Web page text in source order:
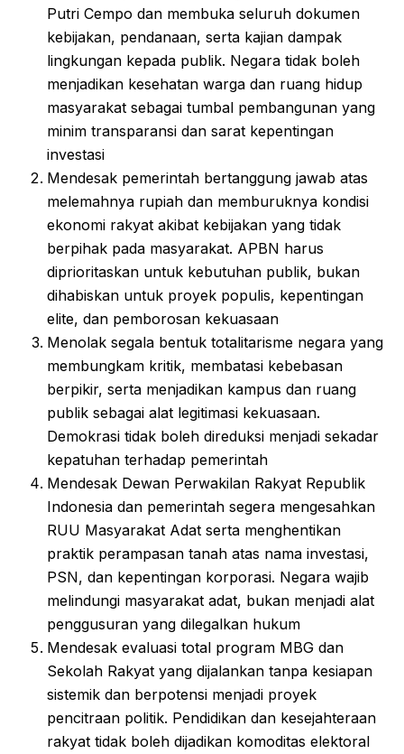
Putri Cempo dan membuka seluruh dokumen
kebijakan, pendanaan, serta kajian dampak
lingkungan kepada publik. Negara tidak boleh
menjadikan kesehatan warga dan ruang hidup
masyarakat sebagai tumbal pembangunan yang
minim transparansi dan sarat kepentingan
investasi
Mendesak pemerintah bertanggung jawab atas
melemahnya rupiah dan memburuknya kondisi
ekonomi rakyat akibat kebijakan yang tidak
berpihak pada masyarakat. APBN harus
diprioritaskan untuk kebutuhan publik, bukan
dihabiskan untuk proyek populis, kepentingan
elite, dan pemborosan kekuasaan
Menolak segala bentuk totalitarisme negara yang
membungkam kritik, membatasi kebebasan
berpikir, serta menjadikan kampus dan ruang
publik sebagai alat legitimasi kekuasaan.
Demokrasi tidak boleh direduksi menjadi sekadar
kepatuhan terhadap pemerintah
Mendesak Dewan Perwakilan Rakyat Republik
Indonesia dan pemerintah segera mengesahkan
RUU Masyarakat Adat serta menghentikan
praktik perampasan tanah atas nama investasi,
PSN, dan kepentingan korporasi. Negara wajib
melindungi masyarakat adat, bukan menjadi alat
penggusuran yang dilegalkan hukum
Mendesak evaluasi total program MBG dan
Sekolah Rakyat yang dijalankan tanpa kesiapan
sistemik dan berpotensi menjadi proyek
pencitraan politik. Pendidikan dan kesejahteraan
rakyat tidak boleh dijadikan komoditas elektoral